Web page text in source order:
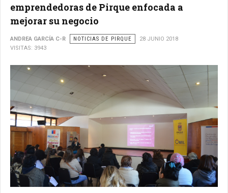
emprendedoras de Pirque enfocada a
mejorar su negocio
ANDREA GARCÍA C-R NOTICIAS DE PIRQUE
28 JUNIO 2018
VISITAS: 3943